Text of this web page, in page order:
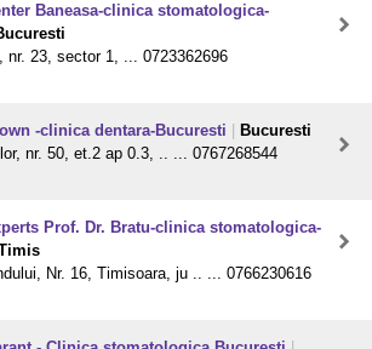
Baneasa-clinica stomatologica-
nr. 23, sector 1, ... 0723362696
-clinica dentara-Bucuresti
Bucuresti
nr. 50, et.2 ap 0.3, .. ... 0767268544
Prof. Dr. Bratu-clinica stomatologica-
Nr. 16, Timisoara, ju .. ... 0766230616